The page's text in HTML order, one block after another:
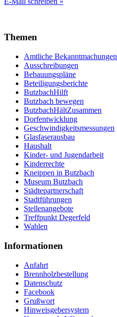
Themen
Amtliche Bekanntmachungen
Ausschreibungen
Bebauungspläne
Beteiligungsberichte
ButzbachHilft
Butzbach bewegen
ButzbachHältZusammen
Dorfentwicklung
Geschwindigkeitsmessungen
Glasfaserausbau
Haushalt
Kinder- und Jugendarbeit
Kinderrechte
Kneippen in Butzbach
Museum Butzbach
Städtepartnerschaft
Stadtführungen
Stellenangebote
Treffpunkt Degerfeld
Wahlen
Informationen
Anfahrt
Brennholzbestellung
Datenschutz
Facebook
Grußwort
Hinweisgebersystem